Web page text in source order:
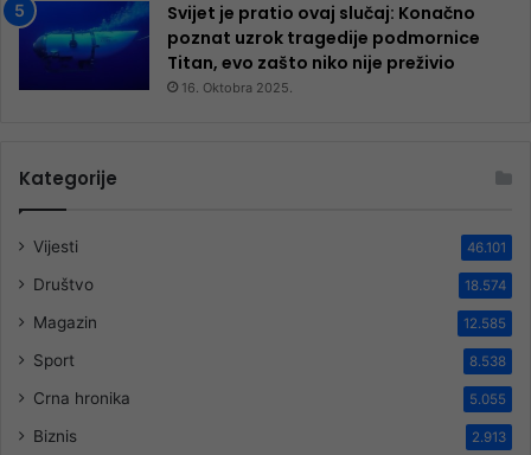
Svijet je pratio ovaj slučaj: Konačno
poznat uzrok tragedije podmornice
Titan, evo zašto niko nije preživio
16. Oktobra 2025.
Kategorije
Vijesti 46.101
Društvo 18.574
Magazin 12.585
Sport 8.538
Crna hronika 5.055
Biznis 2.913